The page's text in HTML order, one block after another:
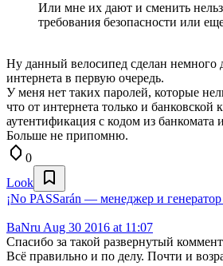
Или мне их дают и сменить
требования безопасности или
Ну данный велосипед сделан немного
интернета в первую очередь.
У меня нет таких паролей, которые
что от интернета только и банковской
аутентификация с кодом из
Больше не припомню.
0
Look
¡No PASSarán — менеджер и
BaNru Aug 30 2016 at 11:07
Спасибо за такой развернутый
Всё правильно и по делу. Почти и